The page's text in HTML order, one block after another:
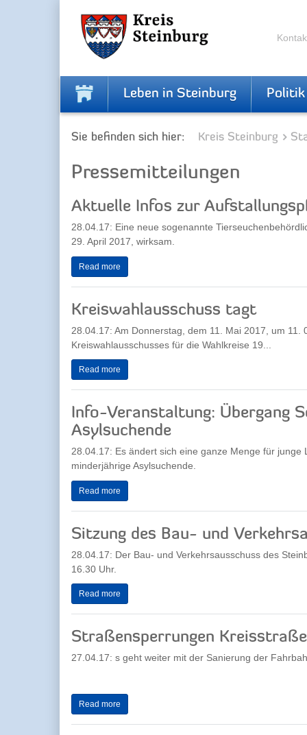
Leben in Steinburg Politik
Sie befinden sich hier: Kreis Steinburg
Pressemitteilungen
Aktuelle Infos zur
28.04.17: Eine neue sogenannte
29. April 2017, wirksam.
Read more
Kreiswahlausschuss tagt
28.04.17: Am Donnerstag, dem 11. Mai 2017, um
Kreiswahlausschusses für die Wahlkreise 19...
Read more
Info-Veranstaltung: Übergang
Asylsuchende
28.04.17: Es ändert sich eine ganze Menge für
minderjährige Asylsuchende.
Read more
Sitzung des Bau- und
28.04.17: Der Bau- und Verkehrsausschuss des
16.30 Uhr.
Read more
Straßensperrungen
27.04.17: s geht weiter mit der Sanierung der
Read more